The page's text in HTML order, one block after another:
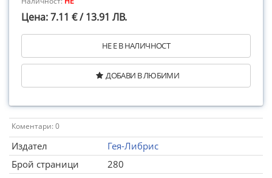
Цена: 7.11 € / 13.91 ЛВ.
НЕ Е В НАЛИЧНОСТ
ДОБАВИ В ЛЮБИМИ
Коментари: 0
Издател
Гея-Либрис
Брой страници
280